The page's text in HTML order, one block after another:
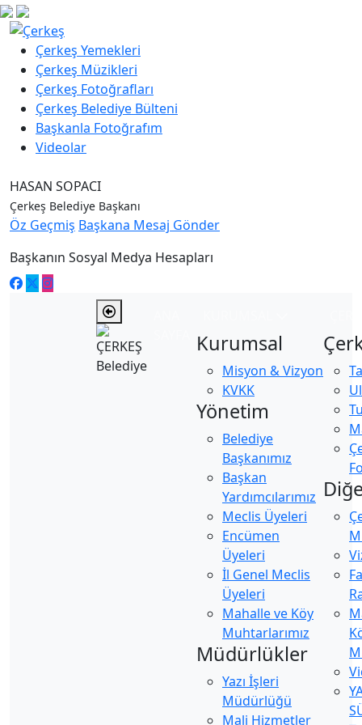
Çerkeş Yemekleri
Çerkeş Müzikleri
Çerkeş Fotoğrafları
Çerkeş Belediye Bülteni
Başkanla Fotoğrafım
Videolar
HASAN SOPACI
Çerkeş Belediye Başkanı
Öz Geçmiş Başkana Mesaj Gönder
Başkanın Sosyal Medya Hesapları
Kurumsal
Misyon & Vizyon
KVKK
Yönetim
Belediye
Başkanımız
Başkan
Yardımcılarımız
Meclis Üyeleri
Encümen
Üyeleri
İl Genel Meclis
Üyeleri
Mahalle ve Köy
Muhtarlarımız
Müdürlükler
Yazı İşleri
Müdürlüğü
Mali Hizmetler